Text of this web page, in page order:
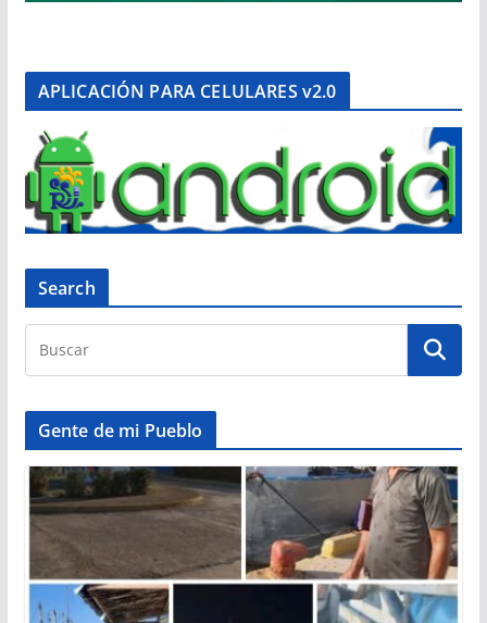
APLICACIÓN PARA CELULARES v2.0
Search
Gente de mi Pueblo